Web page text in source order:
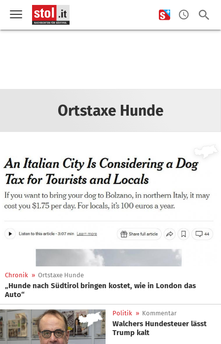
Ortstaxe Hunde
Chronik » Ortstaxe Hunde
„Hunde nach Südtirol bringen kostet, wie in London das
Auto“
Politik » Kommentar
Walchers Hundesteuer lässt
Trump kalt